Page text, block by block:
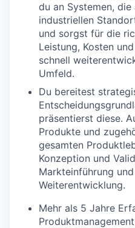
du an Systemen,
industriellen
und sorgst für die
Leistung, Kosten
schnell
Umfeld.
Du bereitest
präsentierst diese.
Produkte und
gesamten
Konzeption und
Markteinführung
Weiterentwicklung.
Mehr als 5 Jahre